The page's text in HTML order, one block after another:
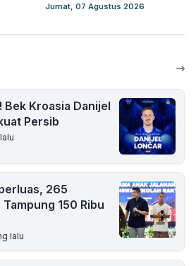
Jumat, 07 Agustus 2026
Kroasia Danijel
Persib
265
150 Ribu
lalu